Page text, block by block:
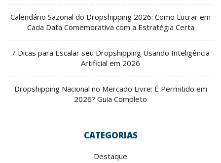
Calendário Sazonal do Dropshipping 2026: Como Lucrar em
Cada Data Comemorativa com a Estratégia Certa
7 Dicas para Escalar seu Dropshipping Usando Inteligência
Artificial em 2026
Dropshipping Nacional no Mercado Livre: É Permitido em
2026? Guia Completo
CATEGORIAS
Destaque